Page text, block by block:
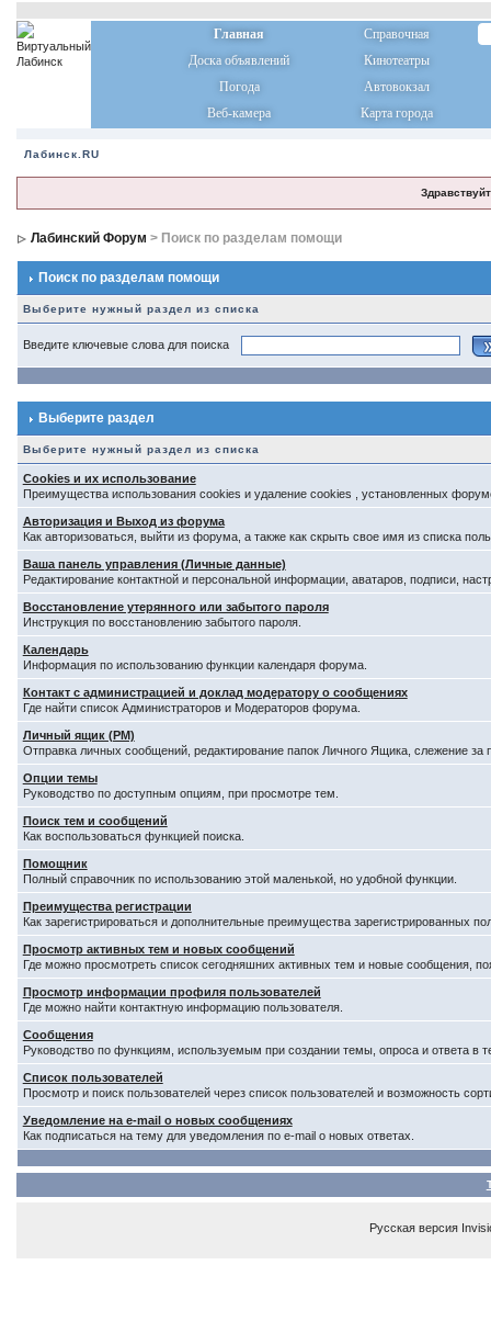
Главная
Справочная
Доска объявлений
Кинотеатры
Погода
Автовокзал
Веб-камера
Карта города
Лабинск.RU
Лабинский Форум > Поиск по разделам помощи
Поиск по разделам помощи
Выберите нужный раздел из списка
Введите ключевые слова для поиска
Выберите раздел
Выберите нужный раздел из списка
Cookies и их использование
Преимущества использования cookies и удаление cookies , установленных
Авторизация и Выход из форума
Как авторизоваться, выйти из форума, а также как скрыть свое имя из списка
Ваша панель управления (Личные данные)
Редактирование контактной и персональной информации, аватаров, подписи,
Восстановление утерянного или забытого пароля
Инструкция по восстановлению забытого пароля.
Календарь
Информация по использованию функции календаря форума.
Контакт с администрацией и доклад модератору о сообщениях
Где найти список Администраторов и Модераторов форума.
Личный ящик (PM)
Отправка личных сообщений, редактирование папок Личного Ящика, слежение
Опции темы
Руководство по доступным опциям, при просмотре тем.
Поиск тем и сообщений
Как воспользоваться функцией поиска.
Помощник
Полный справочник по использованию этой маленькой, но удобной функции.
Преимущества регистрации
Как зарегистрироваться и дополнительные преимущества зарегистрированных
Просмотр активных тем и новых сообщений
Где можно просмотреть список сегодняшних активных тем и новые сообщения,
Просмотр информации профиля пользователей
Где можно найти контактную информацию пользователя.
Сообщения
Руководство по функциям, используемым при создании темы, опроса и ответа в
Список пользователей
Просмотр и поиск пользователей через список пользователей и возможность
Уведомление на e-mail о новых сообщениях
Как подписаться на тему для уведомления по e-mail о новых ответах.
Русская версия